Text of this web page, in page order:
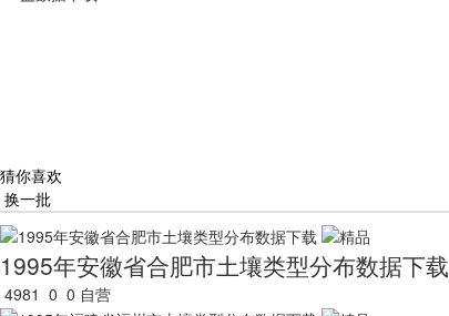
猜你喜欢
换一批
1995年安徽省合肥市土壤类型分布数据下载
4981 0 0 自营